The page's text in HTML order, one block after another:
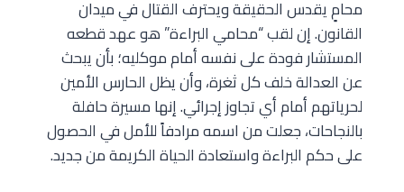
محامٍ يقدس الحقيقة ويحترف القتال في ميدان
القانون. إن لقب “محامي البراءة” هو عهد قطعه
المستشار فودة على نفسه أمام موكليه؛ بأن يبحث
عن العدالة خلف كل ثغرة، وأن يظل الحارس الأمين
لحرياتهم أمام أي تجاوز إجرائي. إنها مسيرة حافلة
بالنجاحات، جعلت من اسمه مرادفاً للأمل في الحصول
على حكم البراءة واستعادة الحياة الكريمة من جديد.